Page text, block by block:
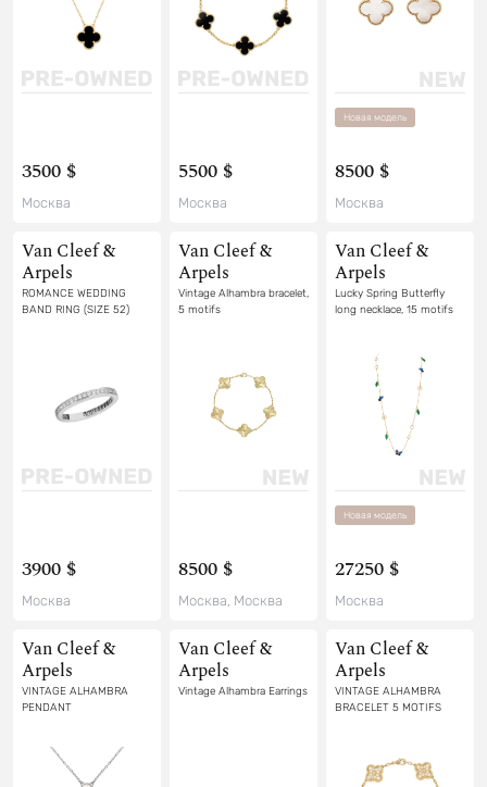
3500 $
Москва
5500 $
Москва
Новая модель
8500 $
Москва
Van Cleef &
Arpels
ROMANCE WEDDING
BAND RING (SIZE 52)
3900 $
Москва
Van Cleef &
Arpels
Vintage Alhambra bracelet,
5 motifs
8500 $
Москва, Москва
Van Cleef &
Arpels
Lucky Spring Butterfly
long necklace, 15 motifs
Новая модель
27250 $
Москва
Van Cleef &
Arpels
VINTAGE ALHAMBRA
PENDANT
Van Cleef &
Arpels
Vintage Alhambra Earrings
Van Cleef &
Arpels
VINTAGE ALHAMBRA
BRACELET 5 MOTIFS